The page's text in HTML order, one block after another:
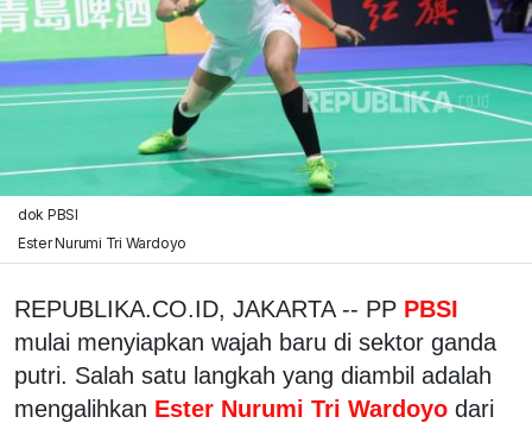
dok PBSI
Ester Nurumi Tri Wardoyo
REPUBLIKA.CO.ID, JAKARTA -- PP PBSI
mulai menyiapkan wajah baru di sektor ganda
putri. Salah satu langkah yang diambil adalah
mengalihkan Ester Nurumi Tri Wardoyo dari